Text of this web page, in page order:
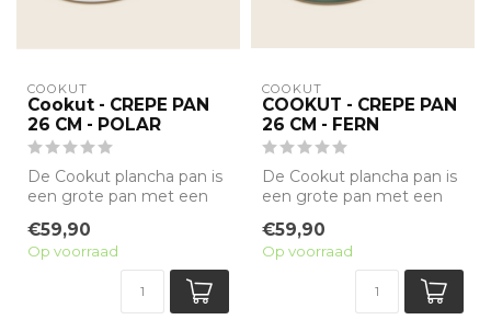
COOKUT
Cookut - CREPE PAN
26 CM - POLAR
De Cookut plancha pan is
een grote pan met een
coating zonde...
€59,90
Op voorraad
COOKUT
COOKUT - CREPE PAN
26 CM - FERN
De Cookut plancha pan is
een grote pan met een
coating zonde...
€59,90
Op voorraad